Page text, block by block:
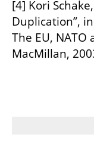
[4] Kori
Duplication”,
The EU,
MacMillan,